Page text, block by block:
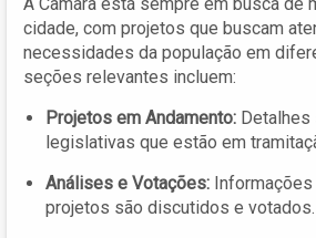
cidade, com projetos que buscam
necessidades da população em
seções relevantes incluem:
Projetos em Andamento:
legislativas que estão em
Análises e Votações:
projetos são discutidos e votados.